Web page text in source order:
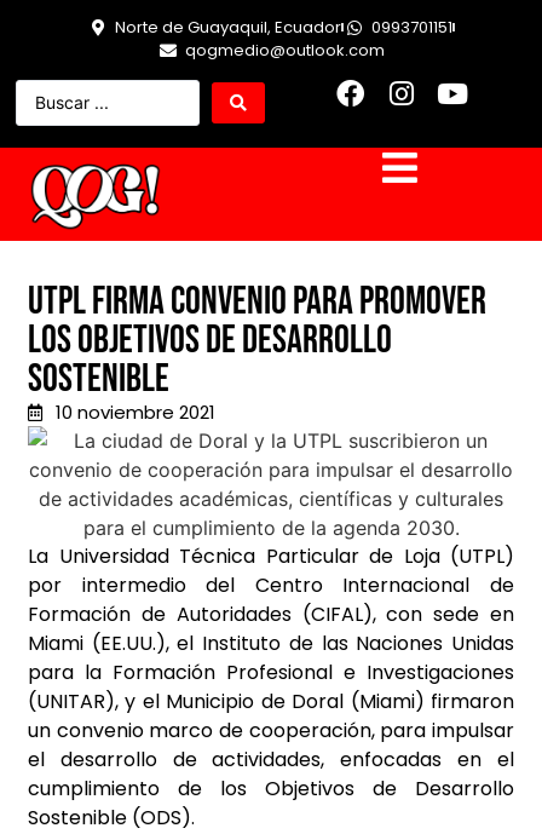
Norte de Guayaquil, Ecuador
0993701151
qogmedio@outlook.com
UTPL firma convenio para promover
los Objetivos de Desarrollo
Sostenible
10 noviembre 2021
La Universidad Técnica Particular de Loja (UTPL)
por intermedio del Centro Internacional de
Formación de Autoridades (CIFAL), con sede en
Miami (EE.UU.), el Instituto de las Naciones Unidas
para la Formación Profesional e Investigaciones
(UNITAR), y el Municipio de Doral (Miami) firmaron
un convenio marco de cooperación, para impulsar
el desarrollo de actividades, enfocadas en el
cumplimiento de los Objetivos de Desarrollo
Sostenible (ODS).